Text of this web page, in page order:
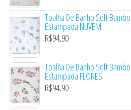
Toalha De Banho Soft
Estampada NUVEM
R$94,90
Toalha De Banho Soft
Estampada FLORES
R$94,90